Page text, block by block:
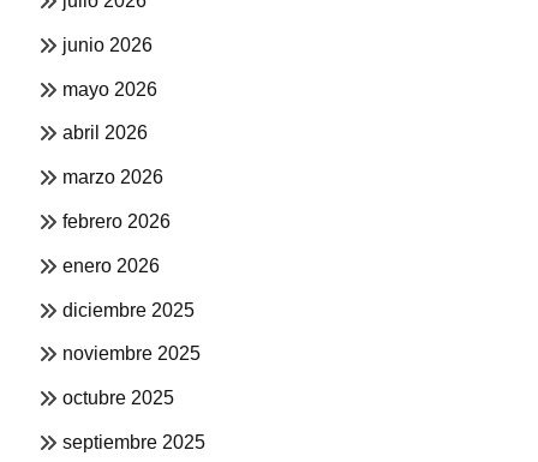
junio 2026
mayo 2026
abril 2026
marzo 2026
febrero 2026
enero 2026
diciembre 2025
noviembre 2025
octubre 2025
septiembre 2025